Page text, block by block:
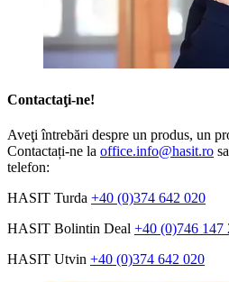
Contactaţi-ne!
Aveţi întrebări despre un produs, un
Contactați-ne la office.info@hasit.ro
telefon:
HASIT Turda +40 (0)374 642 020
HASIT Bolintin Deal +40 (0)746 147
HASIT Utvin +40 (0)374 642 020